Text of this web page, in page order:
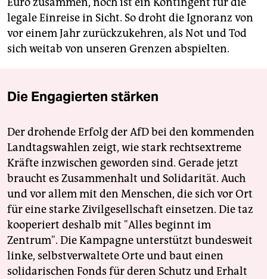
legale Einreise in Sicht. So droht die Ignoranz von
vor einem Jahr zurückzukehren, als Not und Tod
sich weitab von unseren Grenzen abspielten.
Die Engagierten stärken
Der drohende Erfolg der AfD bei den kommenden
Landtagswahlen zeigt, wie stark rechtsextreme
Kräfte inzwischen geworden sind. Gerade jetzt
braucht es Zusammenhalt und Solidarität. Auch
und vor allem mit den Menschen, die sich vor Ort
für eine starke Zivilgesellschaft einsetzen. Die taz
kooperiert deshalb mit "Alles beginnt im
Zentrum". Die Kampagne unterstützt bundesweit
linke, selbstverwaltete Orte und baut einen
solidarischen Fonds für deren Schutz und Erhalt